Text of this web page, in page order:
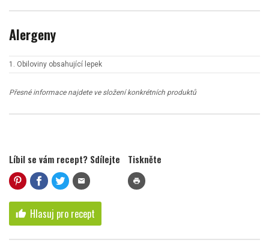
Alergeny
1. Obiloviny obsahující lepek
Přesné informace najdete ve složení konkrétních produktů
Líbil se vám recept? Sdílejte
mail
Tiskněte
print
thumb_up Hlasuj pro recept